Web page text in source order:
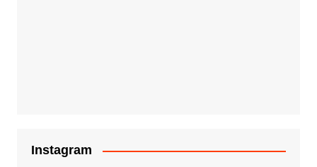
Instagram